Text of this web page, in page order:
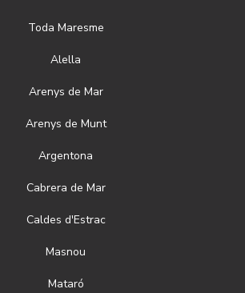
Toda Maresme
Alella
Arenys de Mar
Arenys de Munt
Argentona
Cabrera de Mar
Caldes d'Estrac
Masnou
Mataró